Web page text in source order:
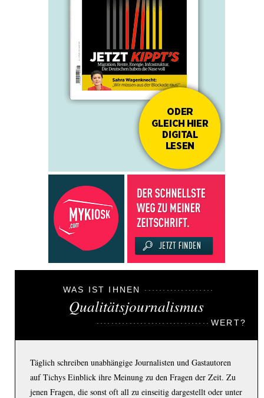
WAS IST IHNEN
Qualitätsjournalismus
WERT?
Täglich schreiben unabhängige Journalisten und Gastautoren
auf Tichys Einblick ihre Meinung zu den Fragen der Zeit. Zu
jenen Fragen, die sonst oft all zu einseitig dargestellt oder unter